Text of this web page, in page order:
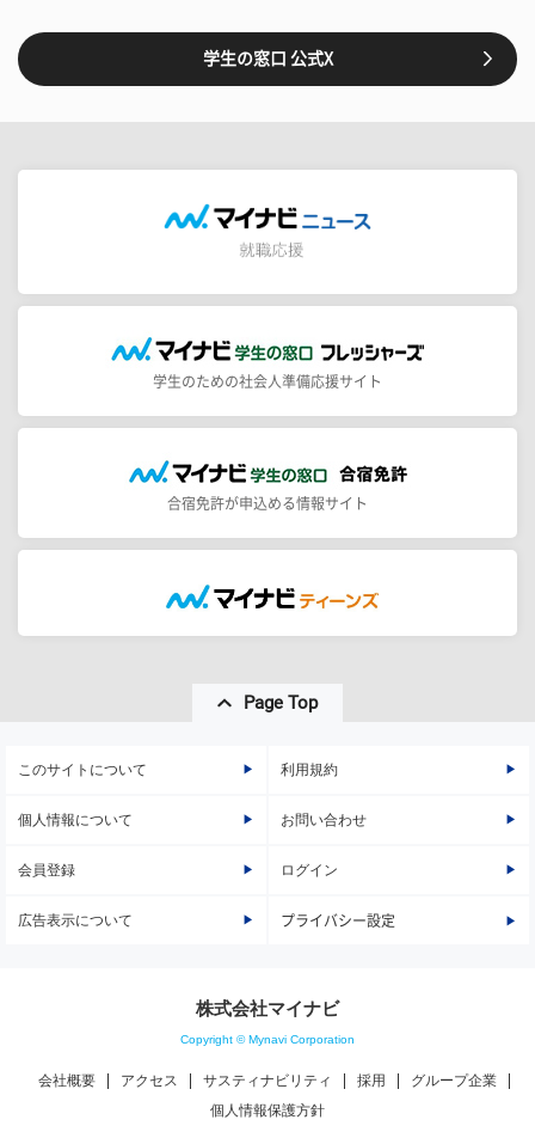
学生の窓口 公式X
学生のための社会人準備応援サイト
合宿免許が申込める情報サイト
Page Top
このサイトについて 利用規約
個人情報について お問い合わせ
会員登録 ログイン
広告表示について プライバシー設定
株式会社マイナビ
Copyright © Mynavi Corporation
会社概要 アクセス サスティナビリティ 採用
グループ企業
個人情報保護方針